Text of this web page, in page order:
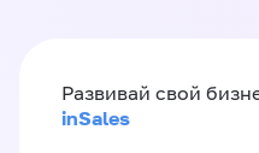
Развивай свой
inSales